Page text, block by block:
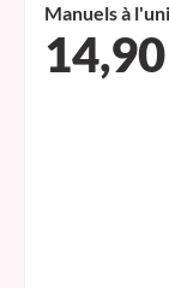
Manuels à